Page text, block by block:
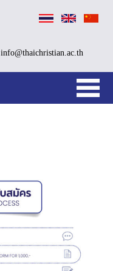
info@thaichristian.ac.th